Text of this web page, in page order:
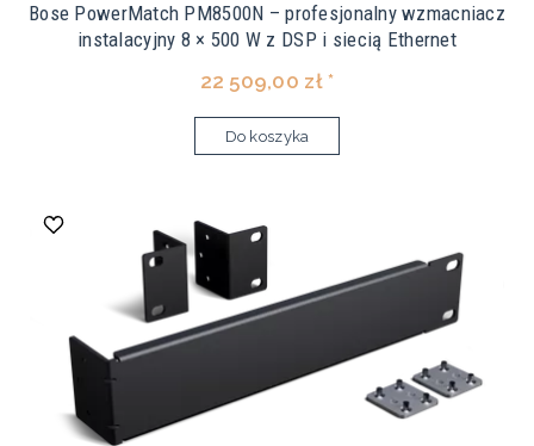
Bose PowerMatch PM8500N – profesjonalny wzmacniacz
instalacyjny 8 × 500 W z DSP i siecią Ethernet
22 509,00 zł *
Do koszyka